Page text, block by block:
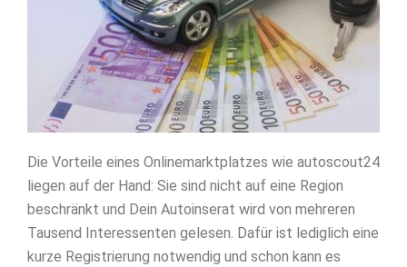
Die Vorteile eines Onlinemarktplatzes wie autoscout24
liegen auf der Hand: Sie sind nicht auf eine Region
beschränkt und Dein Autoinserat wird von mehreren
Tausend Interessenten gelesen. Dafür ist lediglich eine
kurze Registrierung notwendig und schon kann es